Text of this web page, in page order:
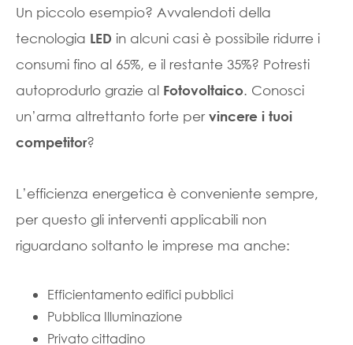
Un piccolo esempio? Avvalendoti della
tecnologia LED in alcuni casi è possibile ridurre i
consumi fino al 65%, e il restante 35%? Potresti
autoprodurlo grazie al Fotovoltaico. Conosci
un’arma altrettanto forte per vincere i tuoi
competitor?
L’efficienza energetica è conveniente sempre,
per questo gli interventi applicabili non
riguardano soltanto le imprese ma anche:
Efficientamento edifici pubblici
Pubblica Illuminazione
Privato cittadino